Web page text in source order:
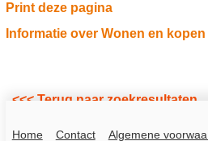
Print deze pagina
Informatie over Wonen en
<<< Terug naar zoekresultaten
Home Contact Algemene